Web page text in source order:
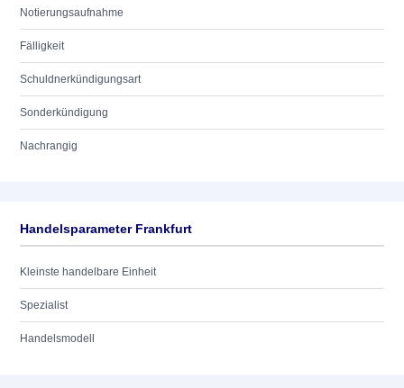
Notierungsaufnahme
Fälligkeit
Schuldnerkündigungsart
Sonderkündigung
Nachrangig
Handelsparameter Frankfurt
Kleinste handelbare Einheit
Spezialist
Handelsmodell